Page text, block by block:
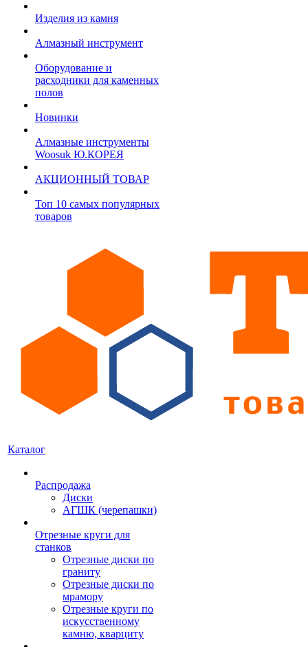
Изделия из камня
Алмазный инструмент
Оборудование и
расходники для каменных
полов
Новинки
Алмазные инструменты
Woosuk Ю.КОРЕЯ
АКЦИОННЫЙ ТОВАР
Топ 10 самых популярных
товаров
Каталог
Распродажа
Диски
АГШК (черепашки)
Отрезные круги для
станков
Отрезные диски по
граниту
Отрезные диски по
мрамору
Отрезные круги по
искусственному
камню, кварциту